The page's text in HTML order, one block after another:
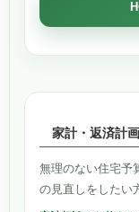
家計・返済計
無理のない住宅予
の見直しをしたい